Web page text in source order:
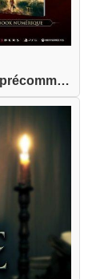
GreedFall : The Dying World ouvre ses précommand...